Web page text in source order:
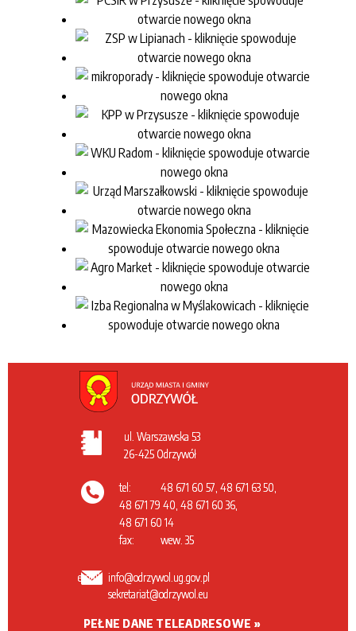
ul. Warszawska 53
26-425 Odrzywół
tel:
48 671 60 57, 48 671 63 50,
48 671 79 40, 48 671 60 36,
48 671 60 14
fax:
wew. 35
email: info@odrzywol.ug.gov.pl
sekretariat@odrzywol.eu
PEŁNE DANE TELEADRESOWE